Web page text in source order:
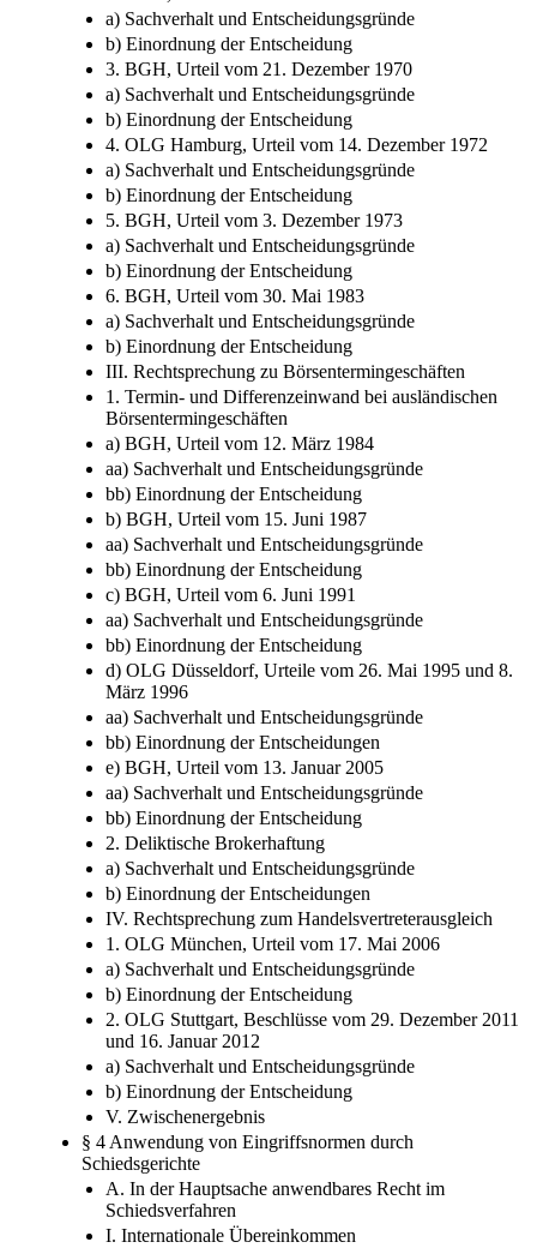
a) Sachverhalt und Entscheidungsgründe
b) Einordnung der Entscheidung
3. BGH, Urteil vom 21. Dezember 1970
a) Sachverhalt und Entscheidungsgründe
b) Einordnung der Entscheidung
4. OLG Hamburg, Urteil vom 14. Dezember 1972
a) Sachverhalt und Entscheidungsgründe
b) Einordnung der Entscheidung
5. BGH, Urteil vom 3. Dezember 1973
a) Sachverhalt und Entscheidungsgründe
b) Einordnung der Entscheidung
6. BGH, Urteil vom 30. Mai 1983
a) Sachverhalt und Entscheidungsgründe
b) Einordnung der Entscheidung
III. Rechtsprechung zu Börsentermingeschäften
1. Termin- und Differenzeinwand bei ausländischen
Börsentermingeschäften
a) BGH, Urteil vom 12. März 1984
aa) Sachverhalt und Entscheidungsgründe
bb) Einordnung der Entscheidung
b) BGH, Urteil vom 15. Juni 1987
aa) Sachverhalt und Entscheidungsgründe
bb) Einordnung der Entscheidung
c) BGH, Urteil vom 6. Juni 1991
aa) Sachverhalt und Entscheidungsgründe
bb) Einordnung der Entscheidung
d) OLG Düsseldorf, Urteile vom 26. Mai 1995 und 8.
März 1996
aa) Sachverhalt und Entscheidungsgründe
bb) Einordnung der Entscheidungen
e) BGH, Urteil vom 13. Januar 2005
aa) Sachverhalt und Entscheidungsgründe
bb) Einordnung der Entscheidung
2. Deliktische Brokerhaftung
a) Sachverhalt und Entscheidungsgründe
b) Einordnung der Entscheidungen
IV. Rechtsprechung zum Handelsvertreterausgleich
1. OLG München, Urteil vom 17. Mai 2006
a) Sachverhalt und Entscheidungsgründe
b) Einordnung der Entscheidung
2. OLG Stuttgart, Beschlüsse vom 29. Dezember 2011
und 16. Januar 2012
a) Sachverhalt und Entscheidungsgründe
b) Einordnung der Entscheidung
V. Zwischenergebnis
§ 4 Anwendung von Eingriffsnormen durch
Schiedsgerichte
A. In der Hauptsache anwendbares Recht im
Schiedsverfahren
I. Internationale Übereinkommen